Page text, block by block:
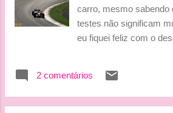
carro, mesmo sabendo
testes não significam
eu fiquei feliz com o
também melhoraram.
fazer uma comparação
2 comentários